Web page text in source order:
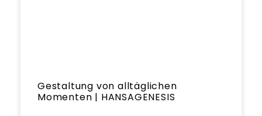
Gestaltung von alltäglichen
Momenten | HANSAGENESIS